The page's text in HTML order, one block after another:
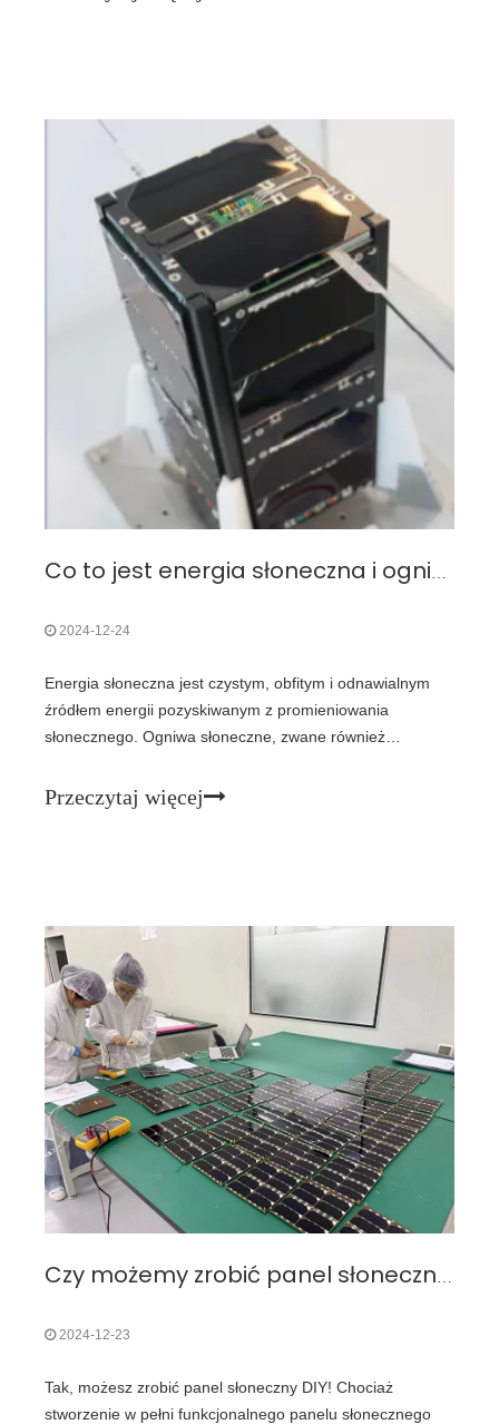
Co to jest energia słoneczna i ogniwa słoneczne? Koncentracja na kosmicznej technologii słonecznej
2024-12-24
Energia słoneczna jest czystym, obfitym i odnawialnym
źródłem energii pozyskiwanym z promieniowania
słonecznego. Ogniwa słoneczne, zwane również
przekształcające światło słoneczne bezpośrednio w
Przeczytaj więcej
2024-12-23
Tak, możesz zrobić panel słoneczny DIY! Chociaż
stworzenie w pełni funkcjonalnego panelu słonecznego